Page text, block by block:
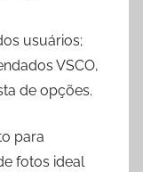
usuários;
VSCO,
de opções.
para
fotos ideal